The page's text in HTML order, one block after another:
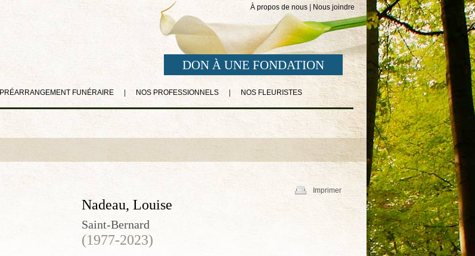
À propos de nous Nous joindre
DON À UNE FONDATION
PRÉARRANGEMENT FUNÉRAIRE NOS PROFESSIONNELS NOS FLEURISTES
Imprimer
Nadeau, Louise
Saint-Bernard
(1977-2023)